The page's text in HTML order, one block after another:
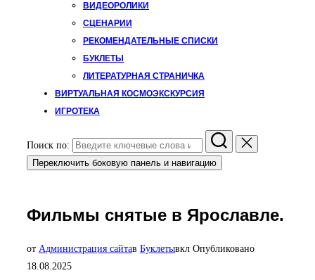
ВИДЕОРОЛИКИ
СЦЕНАРИИ
РЕКОМЕНДАТЕЛЬНЫЕ СПИСКИ
БУКЛЕТЫ
ЛИТЕРАТУРНАЯ СТРАНИЧКА
ВИРТУАЛЬНАЯ КОСМОЭКСКУРСИЯ
ИГРОТЕКА
Поиск по:
Переключить боковую панель и навигацию
Фильмы снятые в Ярославле.
от Администрация сайтав Буклетывкл Опубликовано
18.08.2025